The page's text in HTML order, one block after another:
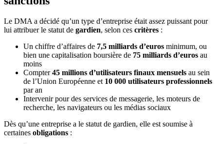
Le DMA a décidé qu’un type d’entreprise était assez puissant pour
lui attribuer le statut de gardien, selon ces critères :
Un chiffre d’affaires de 7,5 milliards d’euros minimum, ou
bien une capitalisation boursière de 75 milliards d’euros au
moins
Compter45 millions d’utilisateurs finaux mensuels au sein
de l’Union Européenne et 10 000 utilisateurs professionnels
par an
Intervenir pour des services de messagerie, les moteurs de
recherche, les navigateurs ou les médias sociaux
Dès qu’une entreprise a le statut de gardien, elle est soumise à
certaines obligations :